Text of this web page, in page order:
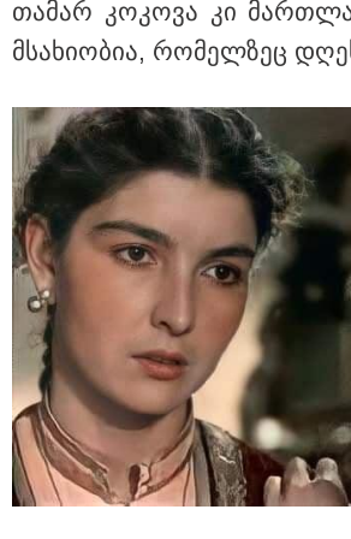
თბილისი -
მნიშვნელოვანი ინფორმაცია
თა­მარ კო­კო­ვა კი
მსა­ხი­ო­ბია, რო­მელ­ზეც